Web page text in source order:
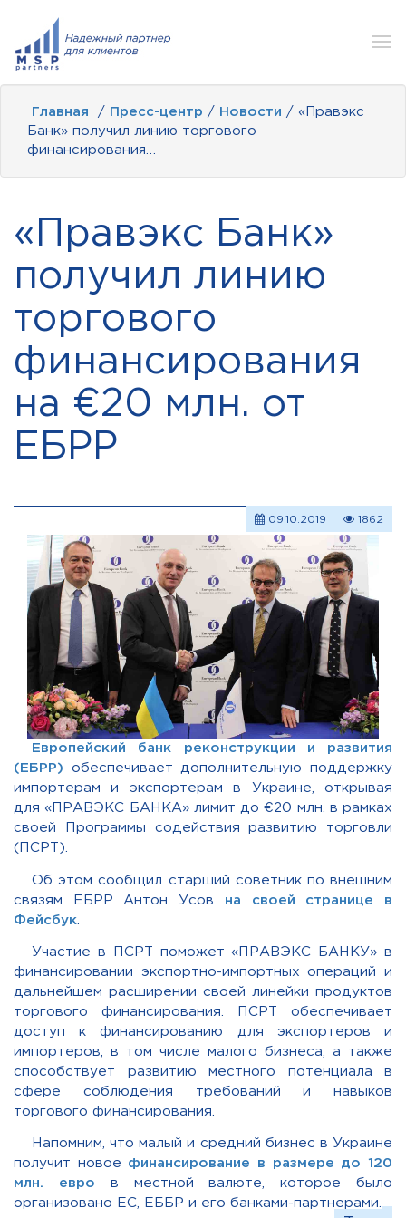
Главная / Пресс-центр / Новости / «Правэкс
Банк» получил линию торгового
финансирования…
«Правэкс Банк»
получил линию
торгового
финансирования
на €20 млн. от
ЕБРР
09.10.2019 1862
Европейский банк реконструкции и развития
(ЕБРР) обеспечивает дополнительную поддержку
импортерам и экспортерам в Украине, открывая
для «ПРАВЭКС БАНКА» лимит до €20 млн. в рамках
своей Программы содействия развитию торговли
(ПСРТ).
Об этом сообщил старший советник по внешним
связям ЕБРР Антон Усов на своей странице в
Фейсбук
Участие в ПСРТ поможет «ПРАВЭКС БАНКУ» в
финансировании экспортно-импортных операций и
дальнейшем расширении своей линейки продуктов
торгового финансирования. ПСРТ обеспечивает
доступ к финансированию для экспортеров и
импортеров, в том числе малого бизнеса, а также
способствует развитию местного потенциала в
сфере соблюдения требований и навыков
торгового финансирования.
Напомним, что малый и средний бизнес в Украине
получит новое финансирование в размере до 120
млн. евро в местной валюте, которое было
организовано ЕС, ЕББР и его банками-партнерами.